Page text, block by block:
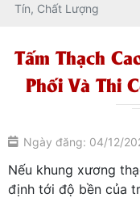
Tín, Chất Lượng
Tấm Thạch
Phối Và Thi
Ngày đăng: 04/12/
Nếu khung xương
định tới độ bền của